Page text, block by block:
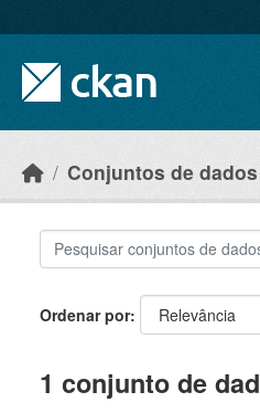
Conjuntos de dados
Ordenar por
1 conjunto de